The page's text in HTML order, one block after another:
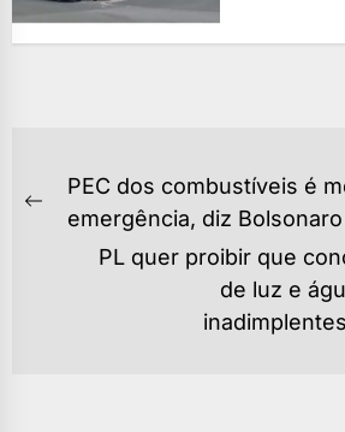
NAVEGAÇÃO
DEPrevious
PEC dos combustíveis é
emergência, diz Bolsonaro
PL quer proibir que
de luz e